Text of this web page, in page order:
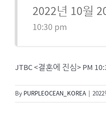
2022년 10월
10:30 pm
JTBC <결혼에 진심> PM
By PURPLEOCEAN_KOREA